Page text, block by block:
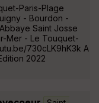
Paris-Plage
- Bourdon -
Saint Josse
Mer - Le Touquet-
730cLK9hK3k A
2022